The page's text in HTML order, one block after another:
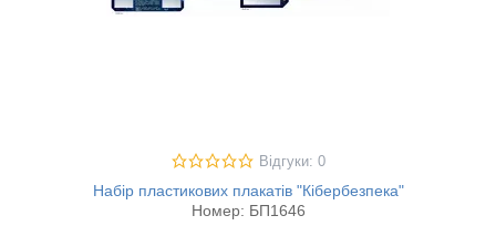
Відгуки: 0
Набір пластикових плакатів "Кібербезпека"
Номер: БП1646